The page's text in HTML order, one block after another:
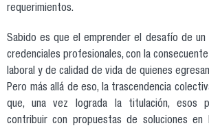
requerimientos.
Sabido es que el emprender el desafío de un
credenciales profesionales, con la
laboral y de calidad de vida de quienes
Pero más allá de eso, la trascendencia
que, una vez lograda la titulación, esos
contribuir con propuestas de soluciones